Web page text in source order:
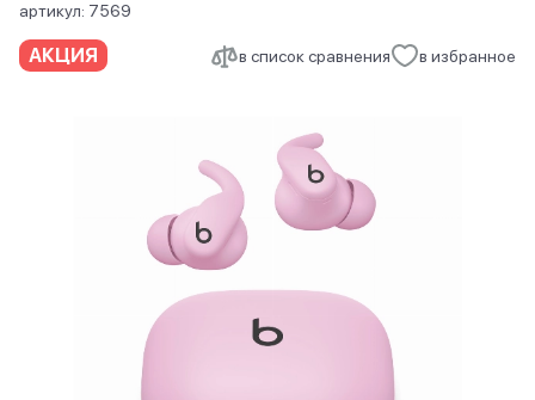
АКЦИЯ в список сравнения в избранное
артикул: 7569